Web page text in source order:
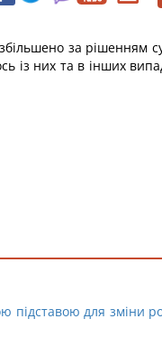
за рішенням
із них та в інших
підставою для зміни